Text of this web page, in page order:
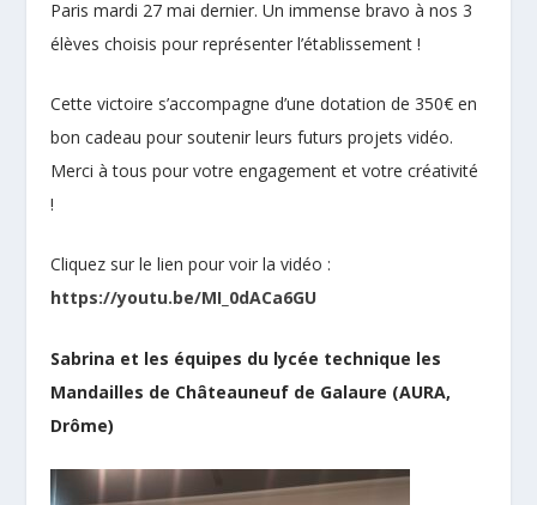
Paris mardi 27 mai dernier. Un immense bravo à nos 3
élèves choisis pour représenter l’établissement !
Cette victoire s’accompagne d’une dotation de 350€ en
bon cadeau pour soutenir leurs futurs projets vidéo.
Merci à tous pour votre engagement et votre créativité
!
Cliquez sur le lien pour voir la vidéo :
https://youtu.be/MI_0dACa6GU
Sabrina et les équipes du lycée technique les
Mandailles de Châteauneuf de Galaure (AURA,
Drôme)